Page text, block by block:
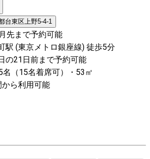
台東区上野5-4-1
先まで予約可能
駅 (東京メトロ銀座線) 徒歩5分
の21日前まで予約可能
名（15名着席可）・53㎡
から利用可能